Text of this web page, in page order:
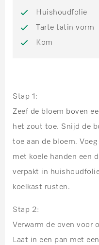
Huishoudfolie
Tarte tatin vorm
Kom
Stap 1:
Zeef de bloem boven
het zout toe. Snijd de
toe aan de bloem.
met koele handen een
verpakt in
koelkast rusten.
Stap 2:
Verwarm de oven voor
Laat in een pan met